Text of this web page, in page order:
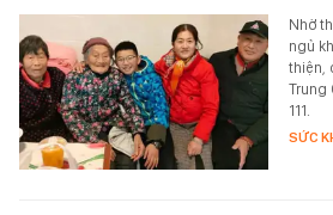
Nhờ
ngủ
thiện,
Trung
111.
SỨC